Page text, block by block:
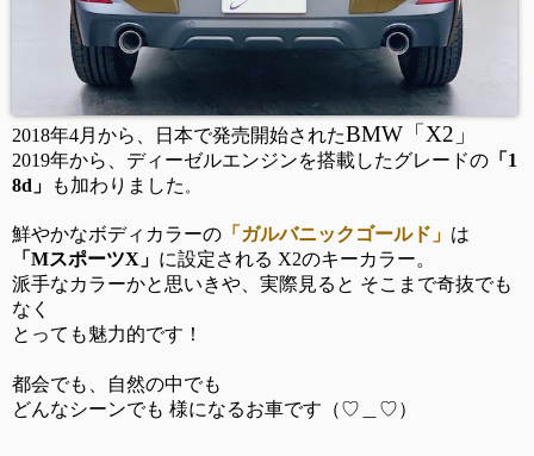
2018年4月から、日本で発売開始されたBMW「X2」
2019年から、ディーゼルエンジンを搭載したグレードの 「1
8d」
も加わりました 。
鮮やかなボディカラーの 「ガルバニックゴールド」 は
「MスポーツX」 に設定される X2のキーカラー。
派手なカラーかと思いきや、実際見ると そこまで奇抜でも
なく
とっても魅力的です！
都会でも、自然の中でも
どんなシーンでも 様になるお車です（♡＿♡）